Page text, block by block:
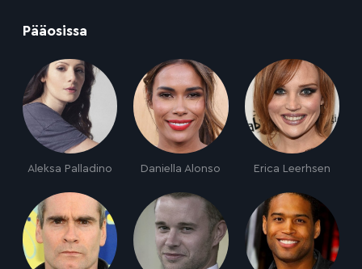
Pääosissa
Aleksa Palladino Daniella Alonso Erica Leerhsen